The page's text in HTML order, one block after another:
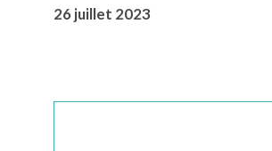
26 juillet 2023